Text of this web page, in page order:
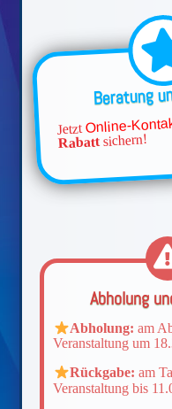
Beratung
JetztOnline-
Rabattsichern!
Abholung
Abholung: am
Veranstaltung um
Rückgabe: am
Veranstaltung bis